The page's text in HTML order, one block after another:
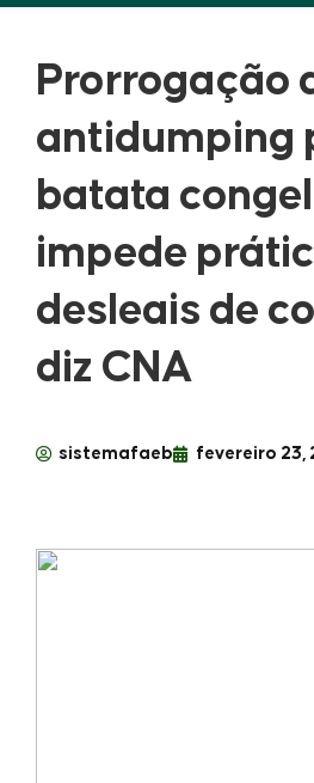
Prorrogação
antidumping
batata
impede
desleais de
diz CNA
sistemafaeb fevereiro 23,